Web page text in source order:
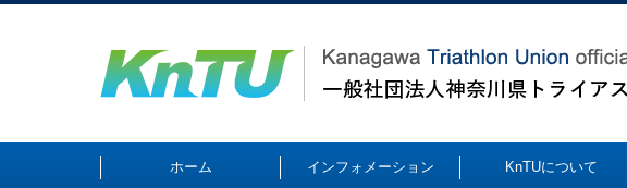
ホーム インフォメーション KnTUについて